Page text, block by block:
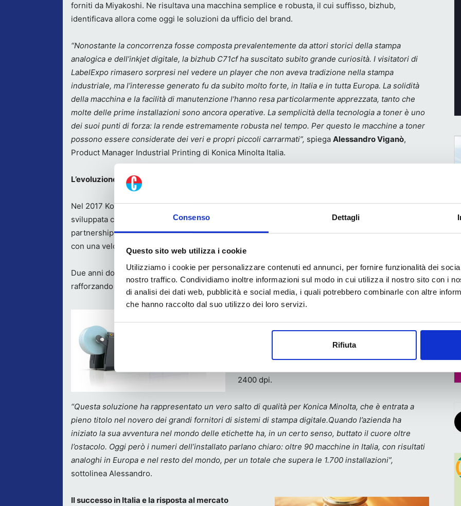
Consenso Dettagli
Questo sito web utilizza i cookie
Utilizziamo i cookie per personalizzare contenuti ed annunci, per fornire funzionalità dei
nostro traffico. Condividiamo inoltre informazioni sul modo in cui utilizza il nostro sito con i
di analisi dei dati web, pubblicità e social media, i quali potrebbero combinarle con altre
che hanno raccolto dal suo utilizzo dei loro servizi.
Rifiuta
forniti da Miyakoshi. Ne risultava una macchina semplice e robusta, il cui suffisso, bizhub,
identificava allora come oggi le soluzioni da ufficio del brand.
“Nonostante la concorrenza fosse composta prevalentemente da attori storici della stampa
analogica e dell’inkjet digitale, la bizhub C71cf ha suscitato subito grande curiosità. I visitatori di
LabelExpo rimasero sorpresi nel vedere un player che non aveva tradizione nella stampa
industriale, ma l’interesse generato fu da subito molto forte, in Italia e in tutta Europa. La solidità
della macchina e la facilità di manutenzione l’hanno resa particolarmente apprezzata, tanto che
molte delle prime installazioni sono ancora operative. La semplicità della tecnologia a toner è uno
dei suoi punti di forza: la rende estremamente robusta nel tempo. Per questo le macchine a toner
possono essere considerate dei veri e propri piccoli carrarmati”, spiega Alessandro Viganò,
Product Manager Industrial Printing di Konica Minolta Italia.
L’evoluzione: AccurioLabel 190, 230 e 400
Nel 2017 Konica Minolta ha compiuto un ulteriore passo avanti con il lancio diAccurioLabel 190,
sviluppata con i serventi forniti da Grafisk Maskinfabrik (GM), specialista nei sistemi di finitura,
partnership tuttora attiva. Anche in questo caso il motore derivava dalla stampa di produzione, ma
con una velocità aumentata fino a 19 metri al minuto.
Due anni dopo è arrivataAccurioLabel 230, che ha portato la velocità a 23 metri al minuto,
rafforzando ulteriormente la presenza dell’azienda nel mercato delle etichette.
attrezzatura dotata di IQ di serie e di un quinto
2400 dpi.
“Questa soluzione ha rappresentato un vero salto di qualità per Konica Minolta, che è entrata a
pieno titolo nel novero dei grandi fornitori di sistemi di stampa digitale.Quando l’azienda ha
iniziato la sua avventura nel mondo delle etichette ha, in un certo senso, buttato il cuore oltre
l’ostacolo. Oggi però i numeri dell’installato parlano chiaro: oltre 90 macchine in Italia, con risultati
analoghi in Europa e nel resto del mondo, per un totale che supera le 1.700 installazioni”,
sottolinea Alessandro.
Il successo in Italia e la risposta al mercato